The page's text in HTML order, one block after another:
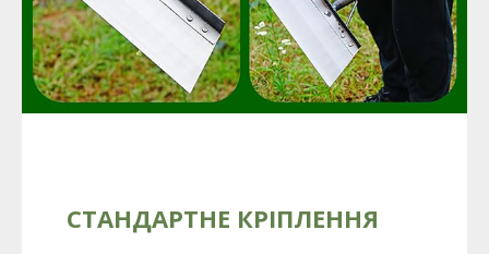
СТАНДАРТНЕ КРІПЛЕННЯ